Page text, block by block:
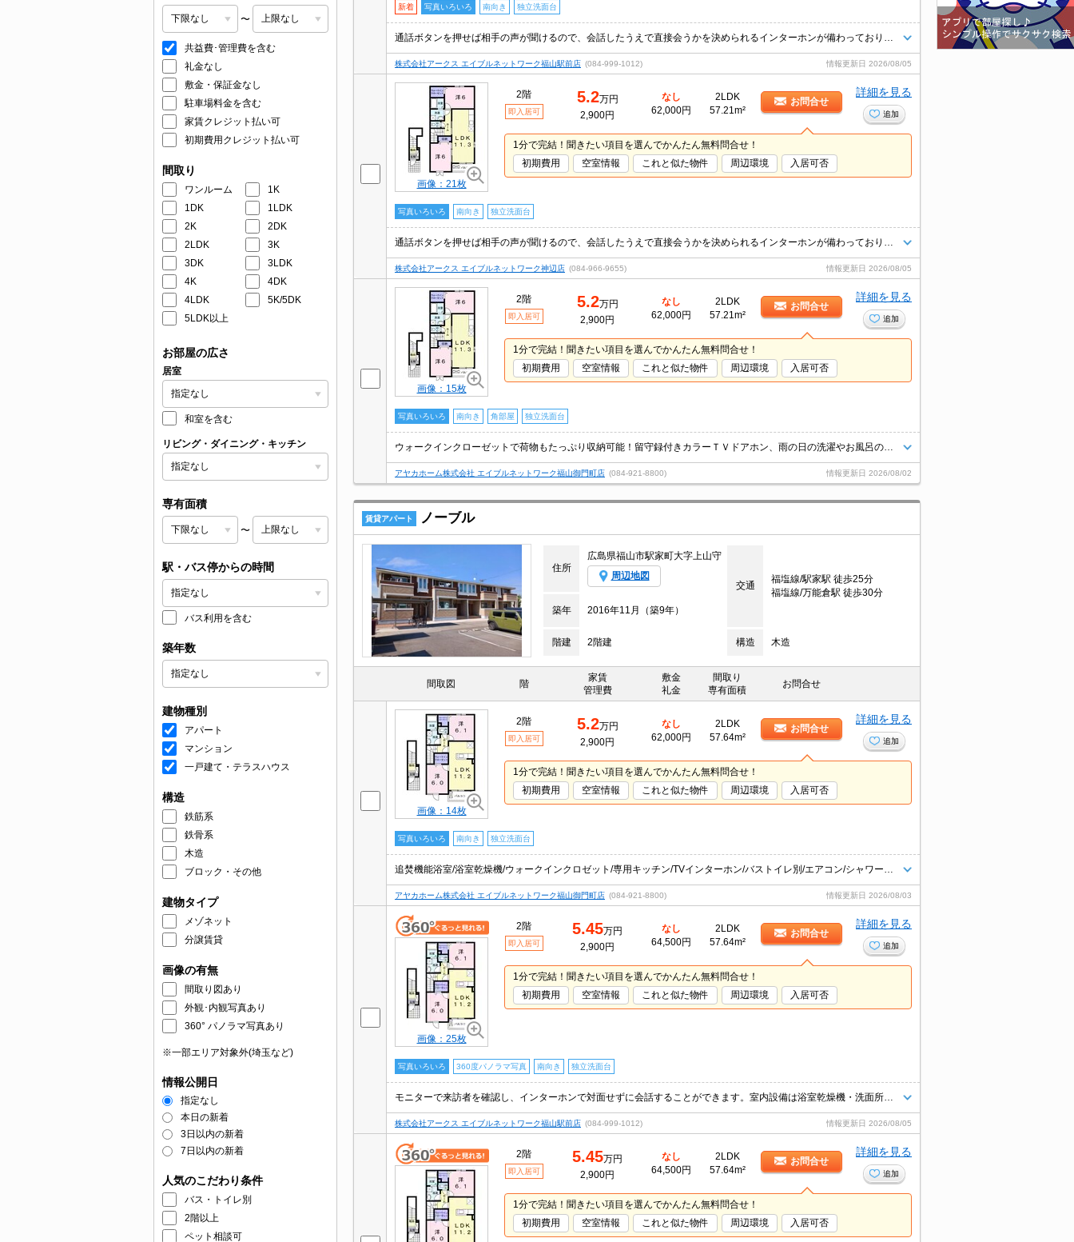
〜
共益費･管理費を含む
礼金なし
敷金・保証金なし
駐車場料金を含む
家賃クレジット払い可
初期費用クレジット払い可
間取り
ワンルーム
1K
1DK
1LDK
2K
2DK
2LDK
3K
3DK
3LDK
4K
4DK
4LDK
5K/5DK
5LDK以上
お部屋の広さ
居室
和室を含む
リビング・ダイニング・キッチン
専有面積
〜
駅・バス停からの時間
バス利用を含む
築年数
建物種別
アパート
マンション
一戸建て・テラスハウス
構造
鉄筋系
鉄骨系
木造
ブロック・その他
建物タイプ
メゾネット
分譲賃貸
画像の有無
間取り図あり
外観･内観写真あり
360° パノラマ写真あり
※一部エリア対象外(埼玉など)
情報公開日
指定なし
本日の新着
3日以内の新着
7日以内の新着
人気のこだわり条件
バス・トイレ別
2階以上
ペット相談可
新着 写真いろいろ 南向き 独立洗面台
株式会社アークス エイブルネットワーク福山駅前店 (084-999-1012) 情報更新日 2026/08/05
画像：21枚
2階
即入居可
5.2万円
2,900円
なし
62,000円
2LDK
57.21m²
お問合せ
詳細を見る
追加
1分で完結！聞きたい項目を選んでかんたん無料問合せ！
初期費用
空室情報 これと似た物件 周辺環境 入居可否
写真いろいろ 南向き 独立洗面台
株式会社アークス エイブルネットワーク神辺店 (084-966-9655) 情報更新日 2026/08/05
画像：15枚
2階
即入居可
5.2万円
2,900円
なし
62,000円
2LDK
57.21m²
お問合せ
詳細を見る
追加
1分で完結！聞きたい項目を選んでかんたん無料問合せ！
初期費用
空室情報 これと似た物件 周辺環境 入居可否
写真いろいろ 南向き 角部屋 独立洗面台
アヤカホーム株式会社 エイブルネットワーク福山御門町店 (084-921-8800) 情報更新日 2026/08/02
賃貸アパート ノーブル
住所
広島県福山市駅家町大字上山守
周辺地図
交通
福塩線/駅家駅 徒歩25分
福塩線/万能倉駅 徒歩30分
築年
2016年11月（築9年）
階建 2階建 構造 木造
間取図 階
家賃
管理費
敷金
礼金
間取り
専有面積
お問合せ
画像：14枚
2階
即入居可
5.2万円
2,900円
なし
62,000円
2LDK
57.64m²
お問合せ
詳細を見る
追加
1分で完結！聞きたい項目を選んでかんたん無料問合せ！
初期費用
空室情報 これと似た物件 周辺環境 入居可否
写真いろいろ 南向き 独立洗面台
アヤカホーム株式会社 エイブルネットワーク福山御門町店 (084-921-8800) 情報更新日 2026/08/03
画像：25枚
2階
即入居可
5.45万円
2,900円
なし
64,500円
2LDK
57.64m²
お問合せ
詳細を見る
追加
1分で完結！聞きたい項目を選んでかんたん無料問合せ！
初期費用
空室情報 これと似た物件 周辺環境 入居可否
写真いろいろ 360度パノラマ写真 南向き 独立洗面台
株式会社アークス エイブルネットワーク福山駅前店 (084-999-1012) 情報更新日 2026/08/05
2階
即入居可
5.45万円
2,900円
なし
64,500円
2LDK
57.64m²
お問合せ
詳細を見る
追加
1分で完結！聞きたい項目を選んでかんたん無料問合せ！
初期費用
空室情報 これと似た物件 周辺環境 入居可否